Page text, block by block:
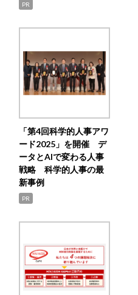
PR
「第4回科学的人事アワ
ード2025」を開催 デ
ータとAIで変わる人事
戦略 科学的人事の最
新事例
PR